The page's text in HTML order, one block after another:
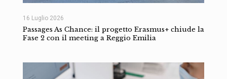
16 Luglio 2026
Passages As Chance: il progetto Erasmus+ chiude la
Fase 2 con il meeting a Reggio Emilia